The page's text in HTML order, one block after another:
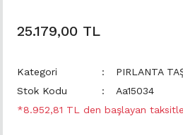
25.179,00 TL
Kategori PIRLANTA
Stok Kodu
Aa15034
*8.952,81 TL den başlayan